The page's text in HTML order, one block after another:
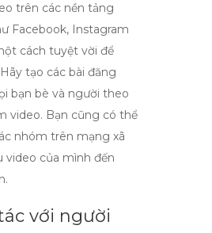
trên các nền tảng
Facebook, Instagram
cách tuyệt vời để
tạo các bài đăng
bạn bè và người theo
video. Bạn cũng có thể
nhóm trên mạng xã
video của mình đến
với người